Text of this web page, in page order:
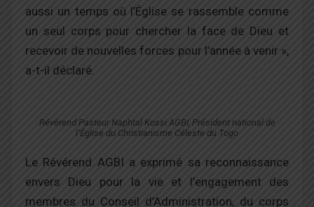
aussi un temps où l’Église se rassemble comme
un seul corps pour chercher la face de Dieu et
recevoir de nouvelles forces pour l’année à venir »,
a-t-il déclaré.
Révérend Pasteur Naphtal Kossi AGBI, Président national de
l’Église du Christianisme Céleste du Togo
Le Révérend AGBI a exprimé sa reconnaissance
envers Dieu pour la vie et l’engagement des
membres du Conseil d’Administration, du corps